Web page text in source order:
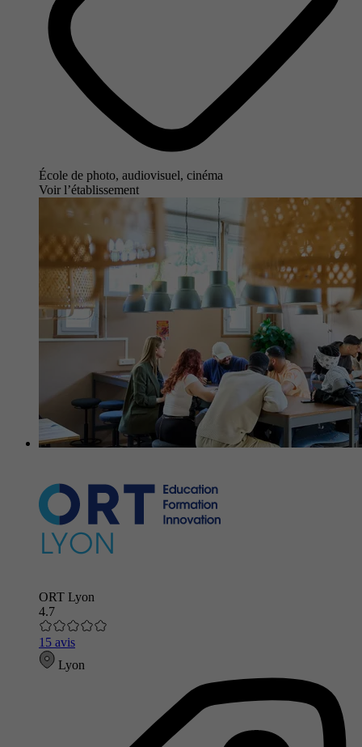
École de photo, audiovisuel, cinéma
Voir l’établissement
ORT Lyon
4.7
15 avis
Lyon